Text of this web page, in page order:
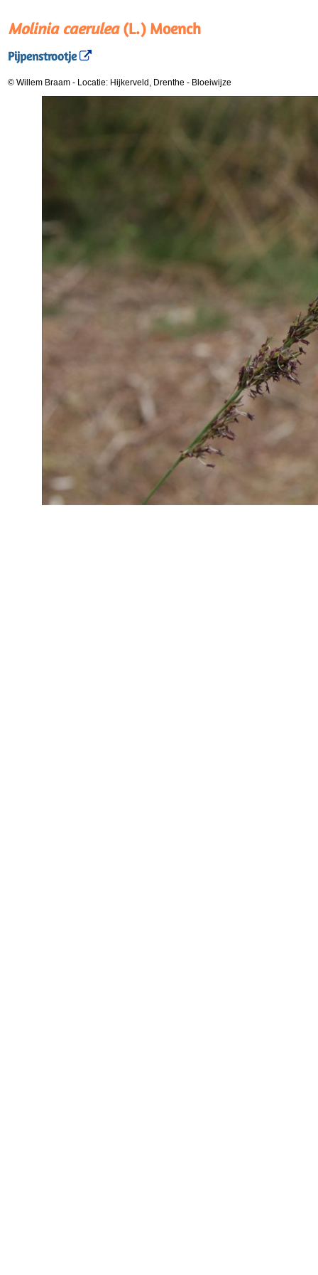
Molinia caerulea(L.) Moench
Pijpenstrootje
© Willem Braam - Locatie: Hijkerveld, Drenthe - Bloeiwijze